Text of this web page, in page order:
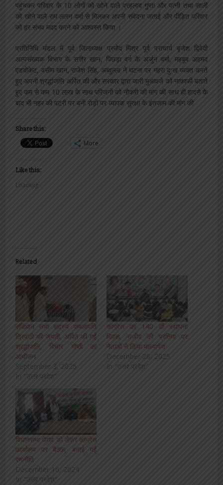
पहुंचकर परिवार के 10 लोगों को खोने वाले प्रहलाद गुप्ता और पत्नी तथा साली
को खोने वाले राम ललन वर्मा से मिलकर अपनी संवेदना जताई और पीड़ित परिवार
को हर संभव मदद करने को आश्वस्त किया ।
प्रतिनिधि मंडल में पूर्व जिलाध्यक्ष प्रमोद मिश्र पूर्व प्राचार्य बृजेश द्विवेदी
अल्पसंख्यक विभाग के सगीर खान, पिछड़ा वर्ग के अर्जुन वर्मा, महबूब अहमद
एडवोकेट, वसीम खान, राजेश सिंह, अब्दुल्ला ने घटना पर गहरा दुःख व्यक्त करते
हुए अपनी श्रद्धांजलि अर्पित की और सरकार द्वारा जारी मुआवजे को नाकाफी बताते
हुए कम से कम 10 लाख के साथ परिजनों को नौकरी की मांग की साथ ही हादसे के
बाद भी नहर की पटरी पर बनी रोड़ों पर व्यापक सुरक्षा के इंतजाम की मांग की
Share this:
More
Like this:
Loading...
Related
संविधान सभा सदस्य कमलापति
त्रिपाठी की जयंती, अर्पित की गईं
श्रद्धांजलि, विचार गोष्ठी का
आयोजन
September 3, 2025
In "उत्तर प्रदेश"
कांग्रेस का 140 वाँ स्थापना
दिवस, राजीव की प्रतिमा पर
नेताओं ने किया माल्यार्पण
December 28, 2025
In "उत्तर प्रदेश"
विधानसभा घेराव को लेकर कांग्रेस
कार्यालय पर बैठक, बनाई गईं
रणनीति
December 16, 2024
In "उत्तर प्रदेश"